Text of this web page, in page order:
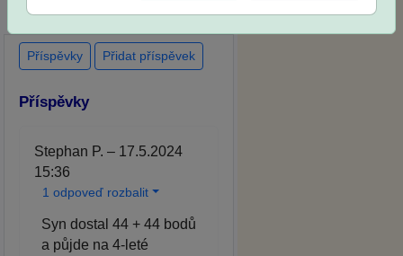
zkouškách
Příspěvky Přidat příspěvek
Příspěvky
Stephan P. – 17.5.2024
15:36
1 odpoveď rozbalit
Syn dostal 44 + 44 bodů
a půjde na 4-leté